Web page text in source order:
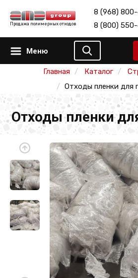
Продажа полимерных отходов
8 (968)
8 (800)
Меню
Главная Каталог
Отходы пленки для
Отходы пленки